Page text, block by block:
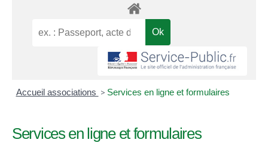
Accueil associations > Services en ligne et formulaires
Services en ligne et formulaires